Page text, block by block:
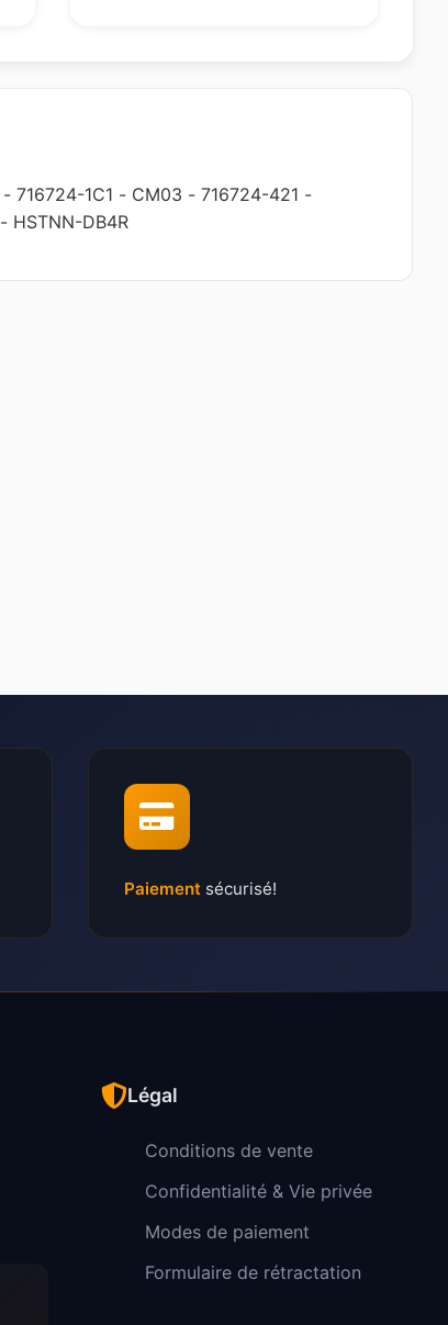
- 716724-1C1 - CM03 - 716724-421 -
- HSTNN-DB4R
Paiement sécurisé!
Légal
Conditions de vente
Confidentialité & Vie privée
Modes de paiement
Formulaire de rétractation